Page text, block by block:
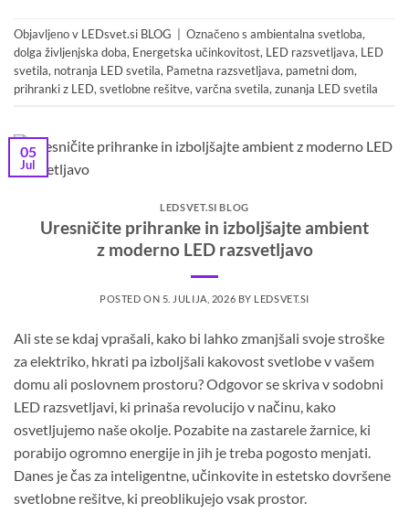
Objavljeno v LEDsvet.si BLOG Označeno s ambientalna svetloba,
dolga življenjska doba, Energetska učinkovitost, LED razsvetljava, LED
svetila, notranja LED svetila, Pametna razsvetljava, pametni dom,
prihranki z LED, svetlobne rešitve, varčna svetila, zunanja LED svetila
05
Jul
LEDSVET.SI BLOG
Uresničite prihranke in izboljšajte ambient
z moderno LED razsvetljavo
POSTED ON 5. JULIJA, 2026 BY LEDSVET.SI
Ali ste se kdaj vprašali, kako bi lahko zmanjšali svoje stroške
za elektriko, hkrati pa izboljšali kakovost svetlobe v vašem
domu ali poslovnem prostoru? Odgovor se skriva v sodobni
LED razsvetljavi, ki prinaša revolucijo v načinu, kako
osvetljujemo naše okolje. Pozabite na zastarele žarnice, ki
porabijo ogromno energije in jih je treba pogosto menjati.
Danes je čas za inteligentne, učinkovite in estetsko dovršene
svetlobne rešitve, ki preoblikujejo vsak prostor.